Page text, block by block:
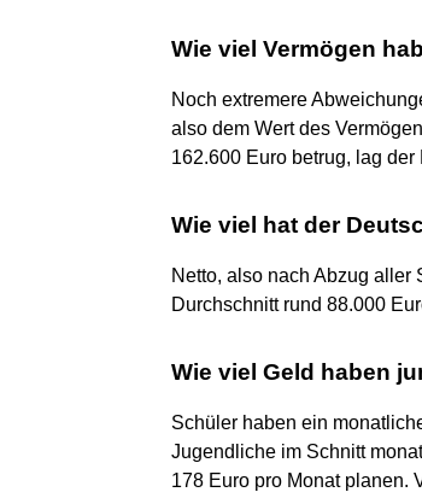
Wie viel Vermögen
Noch extremere
also dem Wert des
162.600 Euro betrug, lag
Wie viel hat der
Netto, also nach Abzug
Durchschnitt rund 88.000
Wie viel Geld haben
Schüler haben ein
Jugendliche im Schnitt
178 Euro pro Monat planen.